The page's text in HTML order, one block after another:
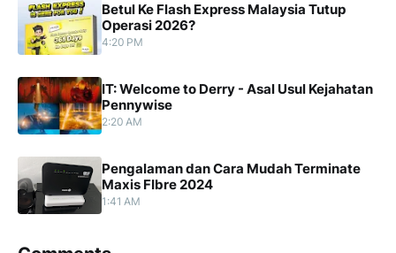
Betul Ke Flash Express Malaysia Tutup
Operasi 2026?
4:20 PM
IT: Welcome to Derry - Asal Usul Kejahatan
Pennywise
2:20 AM
Pengalaman dan Cara Mudah Terminate
Maxis FIbre 2024
1:41 AM